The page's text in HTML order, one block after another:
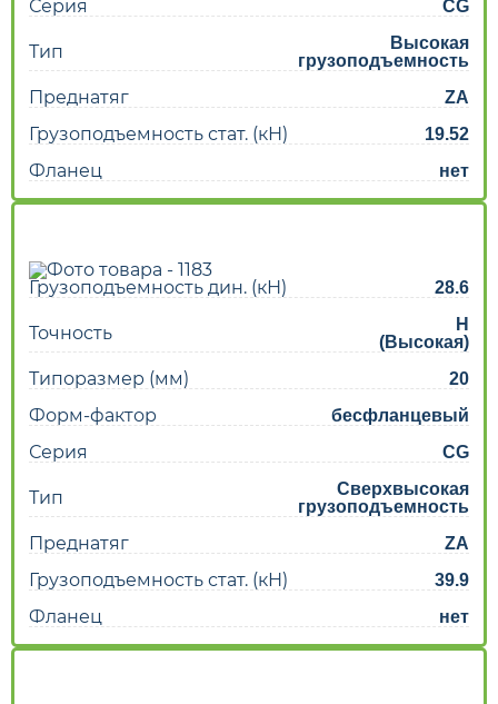
Серия CG
Тип
Высокая
грузоподъемность
Преднатяг ZA
Грузоподъемность стат. (кН) 19.52
Фланец нет
Грузоподъемность дин. (кН) 28.6
Точность
H
(Высокая)
Типоразмер (мм) 20
Форм-фактор бесфланцевый
Серия CG
Тип
Сверхвысокая
грузоподъемность
Преднатяг ZA
Грузоподъемность стат. (кН) 39.9
Фланец нет